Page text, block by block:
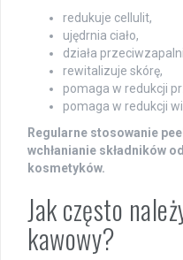
redukuje cellulit,
ujędrnia ciało,
działa
rewitalizuje skórę,
pomaga w redukcji
pomaga w redukcji
Regularne stosowanie
wchłanianie składników
kosmetyków.
Jak często
kawowy?